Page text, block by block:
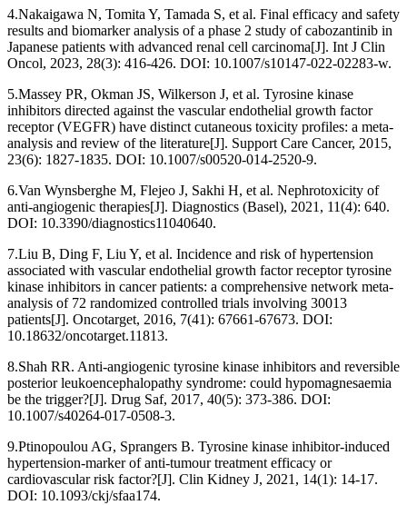
4.Nakaigawa N, Tomita Y, Tamada S, et al. Final efficacy and safety
results and biomarker analysis of a phase 2 study of cabozantinib in
Japanese patients with advanced renal cell carcinoma[J]. Int J Clin
Oncol, 2023, 28(3): 416-426. DOI: 10.1007/s10147-022-02283-w.
5.Massey PR, Okman JS, Wilkerson J, et al. Tyrosine kinase
inhibitors directed against the vascular endothelial growth factor
receptor (VEGFR) have distinct cutaneous toxicity profiles: a meta-
analysis and review of the literature[J]. Support Care Cancer, 2015,
23(6): 1827-1835. DOI: 10.1007/s00520-014-2520-9.
6.Van Wynsberghe M, Flejeo J, Sakhi H, et al. Nephrotoxicity of
anti-angiogenic therapies[J]. Diagnostics (Basel), 2021, 11(4): 640.
DOI: 10.3390/diagnostics11040640.
7.Liu B, Ding F, Liu Y, et al. Incidence and risk of hypertension
associated with vascular endothelial growth factor receptor tyrosine
kinase inhibitors in cancer patients: a comprehensive network meta-
analysis of 72 randomized controlled trials involving 30013
patients[J]. Oncotarget, 2016, 7(41): 67661-67673. DOI:
10.18632/oncotarget.11813.
8.Shah RR. Anti-angiogenic tyrosine kinase inhibitors and reversible
posterior leukoencephalopathy syndrome: could hypomagnesaemia
be the trigger?[J]. Drug Saf, 2017, 40(5): 373-386. DOI:
10.1007/s40264-017-0508-3.
9.Ptinopoulou AG, Sprangers B. Tyrosine kinase inhibitor-induced
hypertension-marker of anti-tumour treatment efficacy or
cardiovascular risk factor?[J]. Clin Kidney J, 2021, 14(1): 14-17.
DOI: 10.1093/ckj/sfaa174.